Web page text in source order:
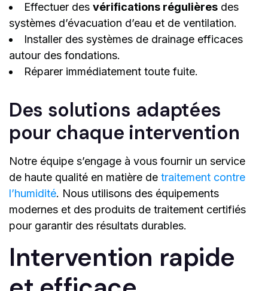
Effectuer des vérifications régulières des
systèmes d’évacuation d’eau et de ventilation.
Installer des systèmes de drainage efficaces
autour des fondations.
Réparer immédiatement toute fuite.
Des solutions adaptées
pour chaque intervention
Notre équipe s’engage à vous fournir un service
de haute qualité en matière de traitement contre
l’humidité. Nous utilisons des équipements
modernes et des produits de traitement certifiés
pour garantir des résultats durables.
Intervention rapide